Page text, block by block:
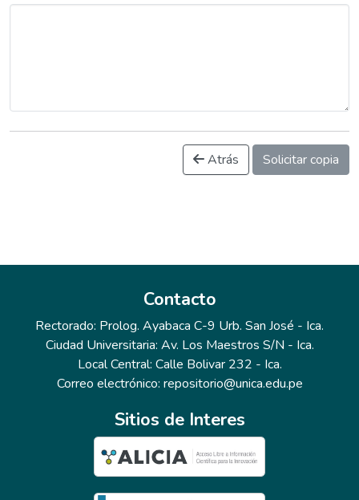
Atrás Solicitar copia
Contacto
Rectorado: Prolog. Ayabaca C-9 Urb. San José - Ica.
Ciudad Universitaria: Av. Los Maestros S/N - Ica.
Local Central: Calle Bolivar 232 - Ica.
Correo electrónico: repositorio@unica.edu.pe
Sitios de Interes